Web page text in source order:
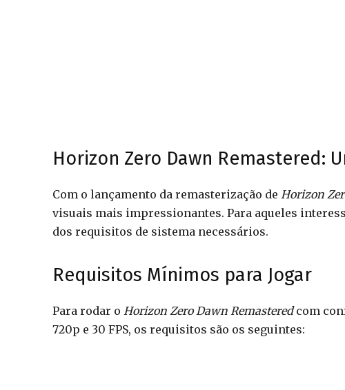
Horizon Zero Dawn Remastered:
Com o lançamento da remasterização de Horizon
visuais mais impressionantes. Para aqueles
dos requisitos de sistema necessários.
Requisitos Mínimos para Jogar
Para rodar o Horizon Zero Dawn Remasteredcom
720p e 30 FPS, os requisitos são os seguintes: